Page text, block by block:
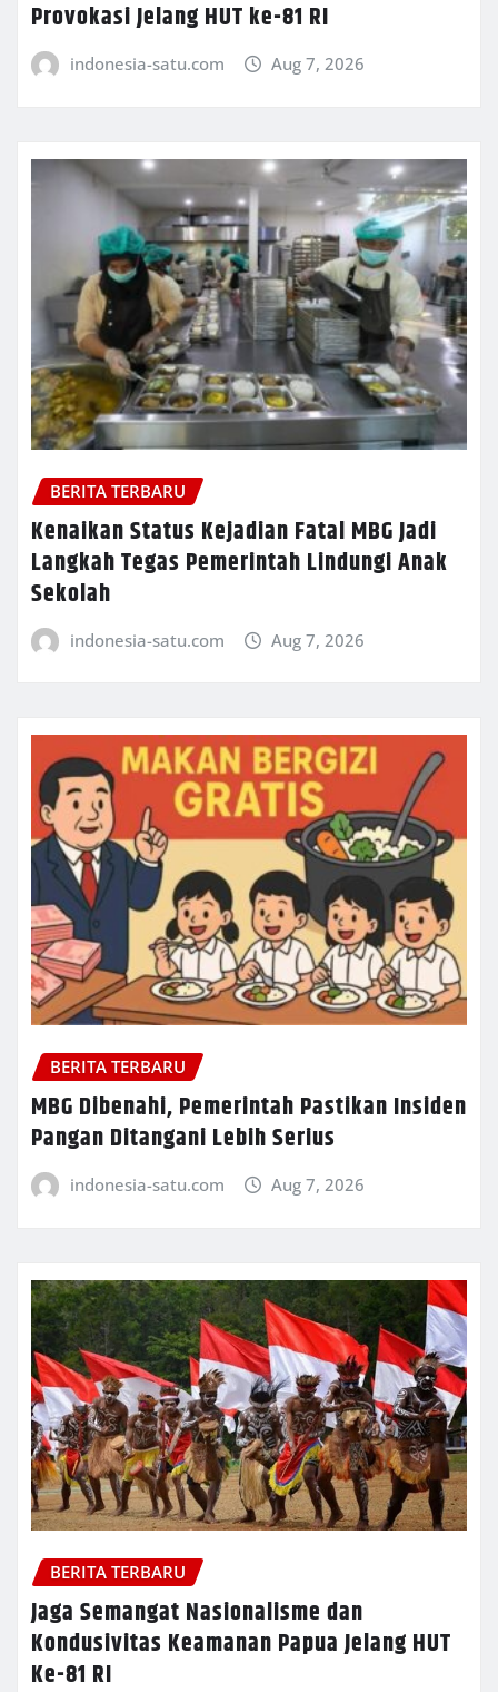
Provokasi Jelang HUT ke-81 RI
indonesia-satu.com Aug 7, 2026
BERITA TERBARU
Kenaikan Status Kejadian Fatal MBG Jadi
Langkah Tegas Pemerintah Lindungi Anak
Sekolah
indonesia-satu.com Aug 7, 2026
BERITA TERBARU
MBG Dibenahi, Pemerintah Pastikan Insiden
Pangan Ditangani Lebih Serius
indonesia-satu.com Aug 7, 2026
BERITA TERBARU
Jaga Semangat Nasionalisme dan
Kondusivitas Keamanan Papua Jelang HUT
Ke-81 RI